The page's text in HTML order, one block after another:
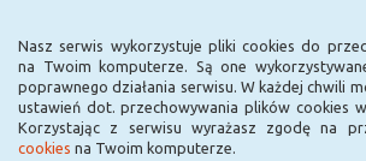
Nasz serwis wykorzystuje pliki cookies do
na Twoim komputerze. Są one
poprawnego działania serwisu. W każdej chwili
ustawień dot. przechowywania plików cookies
Korzystając z serwisu wyrażasz zgodę na
cookies na Twoim komputerze.